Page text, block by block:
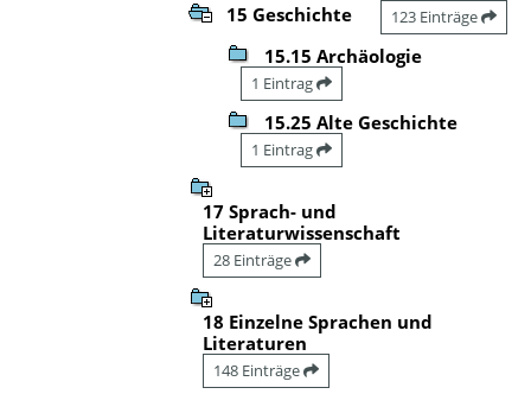
15 Geschichte 123 Einträge
15.15 Archäologie
1 Eintrag
15.25 Alte Geschichte
1 Eintrag
17 Sprach- und
Literaturwissenschaft
28 Einträge
18 Einzelne Sprachen und
Literaturen
148 Einträge